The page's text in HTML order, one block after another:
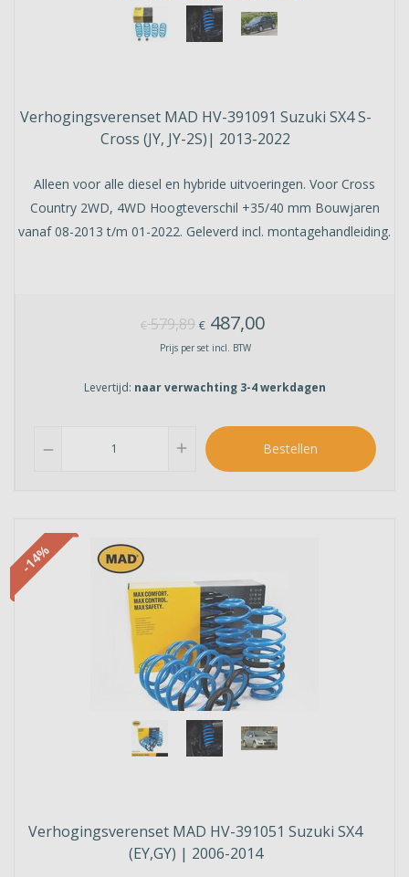
Verhogingsverenset MAD HV-391091 Suzuki SX4 S-
Cross (JY, JY-2S)| 2013-2022
Alleen voor alle diesel en hybride uitvoeringen. Voor Cross
Country 2WD, 4WD Hoogteverschil +35/40 mm Bouwjaren
vanaf 08-2013 t/m 01-2022. Geleverd incl. montagehandleiding.
€579,89 € 487,00
Prijs per set incl. BTW
Levertijd: naar verwachting 3-4 werkdagen
remove add Bestellen
-14%
Verhogingsverenset MAD HV-391051 Suzuki SX4
(EY,GY) | 2006-2014